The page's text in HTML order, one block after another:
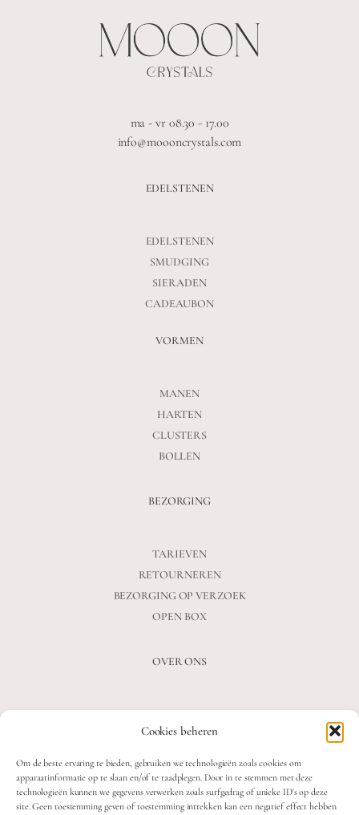
Cookies beheren
Om de beste ervaring te bieden, gebruiken we technologieën zoals cookies om
apparaatinformatie op te slaan en/of te raadplegen. Door in te stemmen met deze
technologieën kunnen we gegevens verwerken zoals surfgedrag of unieke ID's op deze
site. Geen toestemming geven of toestemming intrekken kan een negatief effect hebben
ma - vr 08.30 - 17.00
info@moooncrystals.com
EDELSTENEN
EDELSTENEN
SMUDGING
SIERADEN
CADEAUBON
VORMEN
MANEN
HARTEN
CLUSTERS
BOLLEN
BEZORGING
TARIEVEN
RETOURNEREN
BEZORGING OP VERZOEK
OPEN BOX
OVER ONS
VEELGESTELDE VRAGEN
OVER ONS
CONTACT